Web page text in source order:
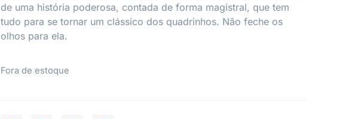
de uma história poderosa, contada de forma magistral, que tem
tudo para se tornar um clássico dos quadrinhos. Não feche os
olhos para ela.
Fora de estoque